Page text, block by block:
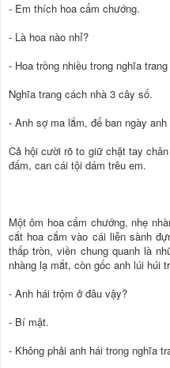
- Em thích hoa cẩm chướng.
- Là hoa nào nhỉ?
- Hoa trồng nhiều trong nghĩa trang
Nghĩa trang cách nhà 3 cây số.
- Anh sợ ma lắm, để ban ngày
Cả hội cười rõ to giữ chặt tay
đấm, can cái tội dám trêu em.
Một ôm hoa cẩm chướng, nhẹ
cắt hoa cắm vào cái liễn sành
thấp tròn, viền chung quanh là
nhàng lạ mắt, còn gốc anh lúi húi
- Anh hái trộm ở đâu vậy?
- Bí mật.
- Không phải anh hái trong nghĩa